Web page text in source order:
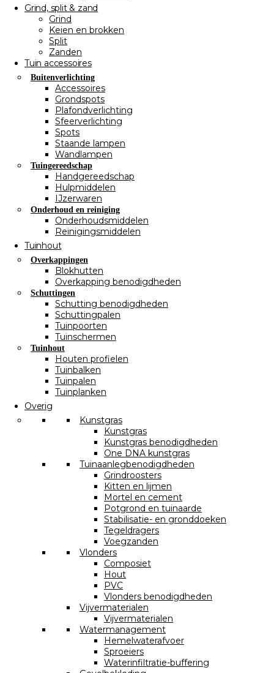
Grind, split & zand
Grind
Keien en brokken
Split
Zanden
Tuin accessoires
Buitenverlichting
Accessoires
Grondspots
Plafondverlichting
Sfeerverlichting
Spots
Staande lampen
Wandlampen
Tuingereedschap
Handgereedschap
Hulpmiddelen
IJzerwaren
Onderhoud en reiniging
Onderhoudsmiddelen
Reinigingsmiddelen
Tuinhout
Overkappingen
Blokhutten
Overkapping benodigdheden
Schuttingen
Schutting benodigdheden
Schuttingpalen
Tuinpoorten
Tuinschermen
Tuinhout
Houten profielen
Tuinbalken
Tuinpalen
Tuinplanken
Overig
Kunstgras
Kunstgras
Kunstgras benodigdheden
One DNA kunstgras
Tuinaanlegbenodigdheden
Grindroosters
Kitten en lijmen
Mortel en cement
Potgrond en tuinaarde
Stabilisatie- en gronddoeken
Tegeldragers
Voegzanden
Vlonders
Composiet
Hout
PVC
Vlonders benodigdheden
Vijvermaterialen
Vijvermaterialen
Watermanagement
Hemelwaterafvoer
Sproeiers
Waterinfiltratie-buffering